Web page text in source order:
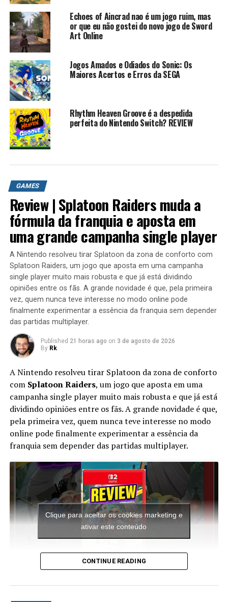
Echoes of Aincrad nao é um jogo ruim, mas
or que eu não gostei do novo jogo de Sword
Art Online
Jogos Amados e Odiados do Sonic: Os
Maiores Acertos e Erros da SEGA
Rhythm Heaven Groove é a despedida
perfeita do Nintendo Switch? REVIEW
GAMES
Review | Splatoon Raiders muda a
fórmula da franquia e aposta em
uma grande campanha single player
A Nintendo resolveu tirar Splatoon da zona de conforto com
Splatoon Raiders, um jogo que aposta em uma campanha
single player muito mais robusta e que já está dividindo
opiniões entre os fãs. A grande novidade é que, pela primeira
vez, quem nunca teve interesse no modo online pode
finalmente experimentar a essência da franquia sem depender
das partidas multiplayer.
Published 21 horas ago on 3 de agosto de 2026
By Rk
A Nintendo resolveu tirar Splatoon da zona de conforto
com Splatoon Raiders, um jogo que aposta em uma
campanha single player muito mais robusta e que já está
dividindo opiniões entre os fãs. A grande novidade é que,
pela primeira vez, quem nunca teve interesse no modo
online pode finalmente experimentar a essência da
franquia sem depender das partidas multiplayer.
Clique para aceitar os cookies marketing e
ativar este conteúdo
A aventura leva o jogador para ilhas inéditas e diferentes
CONTINUE READING